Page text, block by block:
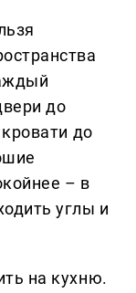
до
до
– в
углы и
на кухню.